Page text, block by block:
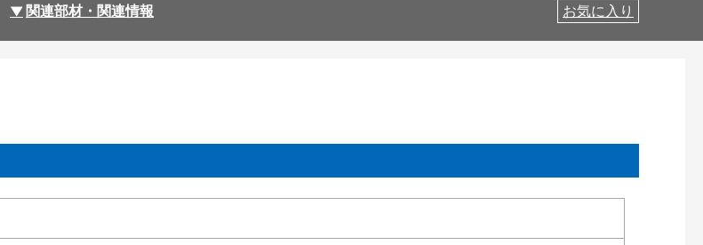
関連部材・関連情報 お気に入り